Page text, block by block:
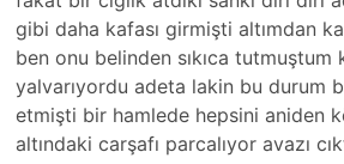
gibi daha kafası girmişti altımdan
ben onu belinden sıkıca tutmuştum
yalvarıyordu adeta lakin bu durum
etmişti bir hamlede hepsini aniden
altındaki carşafı parcalıyor avazı